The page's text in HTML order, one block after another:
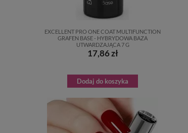
EXCELLENT PRO ONE COAT MULTIFUNCTION
GRAFEN BASE - HYBRYDOWA BAZA
UTWARDZAJĄCA 7 G
17,86 zł
Dodaj do koszyka